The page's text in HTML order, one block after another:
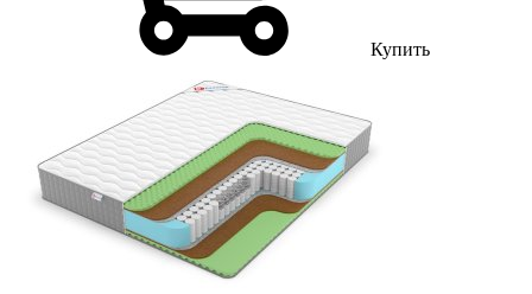
Купить